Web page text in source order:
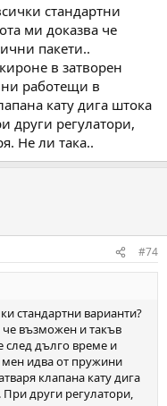
стандартни
ми доказва че
пакети..
в затворен
работещи в
кату дига штока
други регулатори,
Не ли така..
#74
стандартни варианти?
възможен и такъв
след дълго време и
идва от пружини
клапана кату дига
други регулатори,